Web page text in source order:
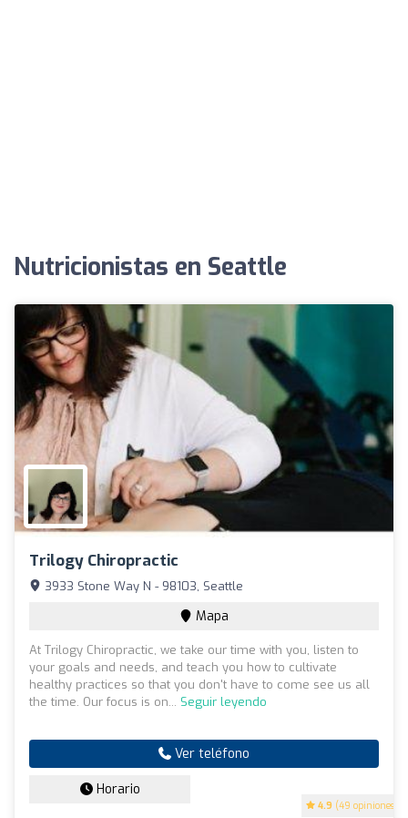
Nutricionistas en Seattle
Trilogy Chiropractic
4.9 (49 opiniones)
3933 Stone Way N - 98103, Seattle
Mapa
At Trilogy Chiropractic, we take our time with you, listen to
your goals and needs, and teach you how to cultivate
healthy practices so that you don't have to come see us all
the time. Our focus is on... Seguir leyendo
Ver teléfono
Horario